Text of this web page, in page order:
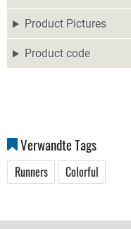
Product Pictures
Product code
Verwandte Tags
Runners Colorful